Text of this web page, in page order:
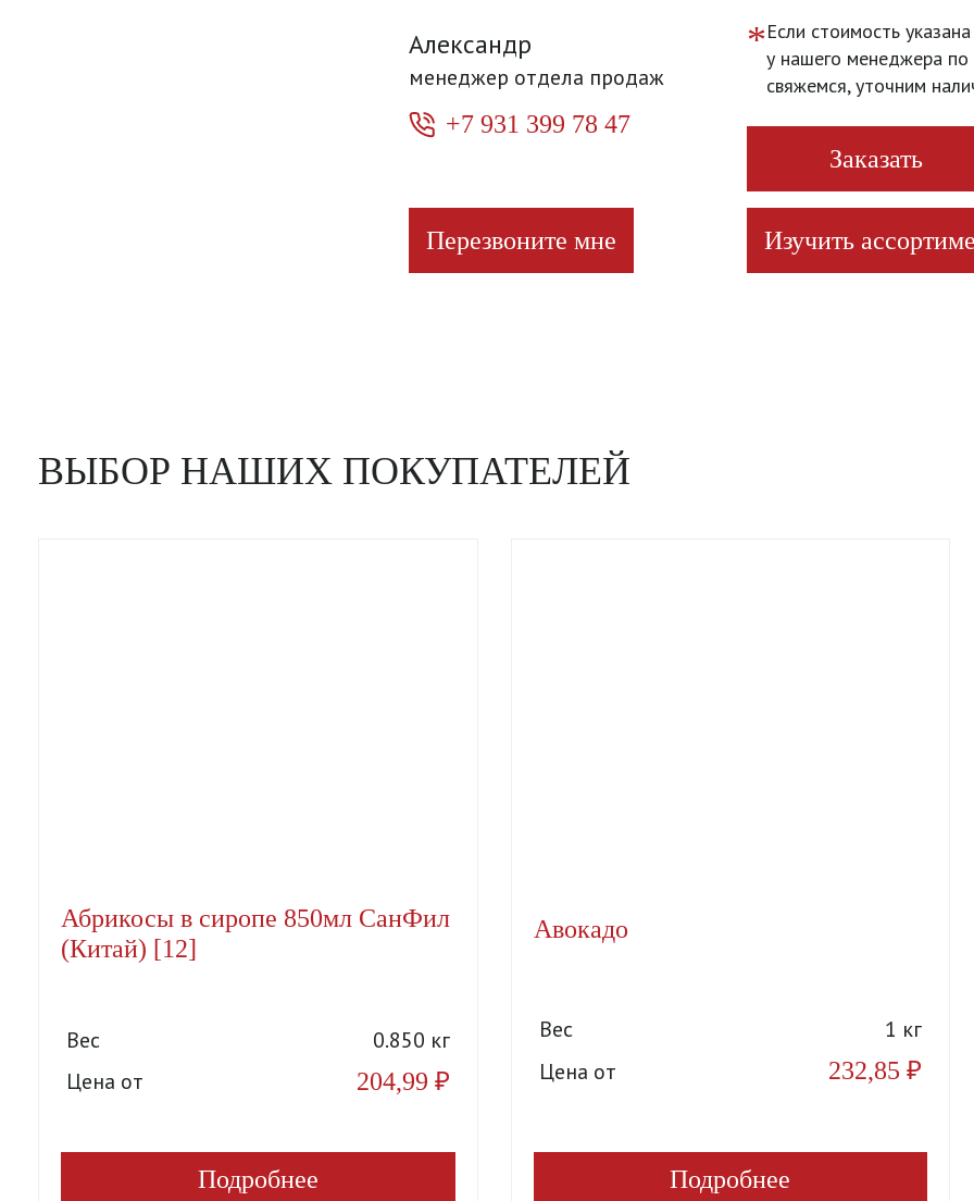
Александр
менеджер отдела продаж
+7 931 399 78 47
Перезвоните мне
*Если стоимость
у нашего менеджера по
свяжемся, уточним
Заказать
Изучить
ВЫБОР НАШИХ ПОКУПАТЕЛЕЙ
Абрикосы в сиропе 850мл СанФил
(Китай) [12]
Вес
0.850 кг
Цена от
204,99 ₽
Подробнее
Авокадо
Вес
1 кг
Цена от
232,85₽
Подробнее